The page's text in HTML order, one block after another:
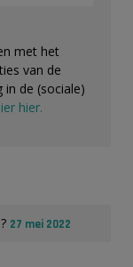
met het
van de
in de (sociale)
hier.
27 mei 2022